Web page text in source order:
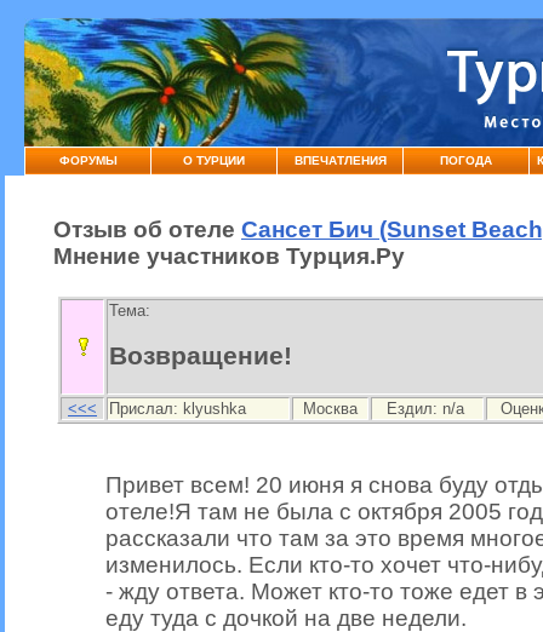
ФОРУМЫ О ТУРЦИИ ВПЕЧАТЛЕНИЯ ПОГОДА
Отзыв об отеле Сансет Бич (Sunset
Мнение участников Турция.Ру
Тема:
Возвращение!
<<< Прислал: klyushka Москва Ездил: n/a
Привет всем! 20 июня я снова буду
отеле!Я там не была с октября 2005
рассказали что там за это время
изменилось. Если кто-то хочет что-
- жду ответа. Может кто-то тоже едет в
еду туда с дочкой на две недели.